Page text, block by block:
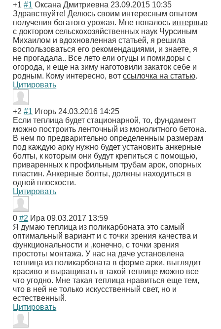
+1 #1 Оксана Дмитриевна 23.09.2015 10:35
Здравствуйте! Делюсь своим интересным опытом
получения богатого урожая. Мне попалось интервью
с доктором сельскохозяйственных наук Чурсиным
Михаилом и вдохновленная статьей, я решила
воспользоваться его рекомендациями, и знаете, я
не прогадала.. Все лето ели огуцы и помидоры с
огорода, и еще на зиму наготовили закаток себе и
родным. Кому интересно, вотссылочка на статью.
Цитировать
+2 #1 Игорь 24.03.2016 14:25
Если теплица будет стационарной, то, фундамент
можно построить ленточный из монолитного бетона.
В нем по предварительно определенным размерам
под каждую арку нужно будет установить анкерные
болты, к которым они будут крепиться с помощью,
приваренных к профильным трубам арок, опорных
пластин. Анкерные болты, должны находиться в
одной плоскости.
Цитировать
0 #2 Ира 09.03.2017 13:59
Я думаю теплица из поликарбоната это самый
оптимальный вариант и с точки зрения качества и
функциональности и ,конечно, с точки зрения
простоты монтажа. У нас на даче установлена
теплица из поликарбоната в форме арки, выглядит
красиво и выращивать в такой теплице можно все
что угодно. Мне такая теплица нравиться еще тем,
что в ней не только искусственный свет, но и
естественный.
Цитировать